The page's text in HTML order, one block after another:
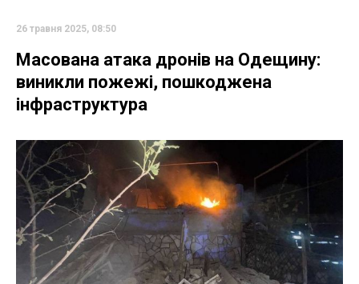
26 травня 2025, 08:50
Масована атака дронів на Одещину:
виникли пожежі, пошкоджена
інфраструктура